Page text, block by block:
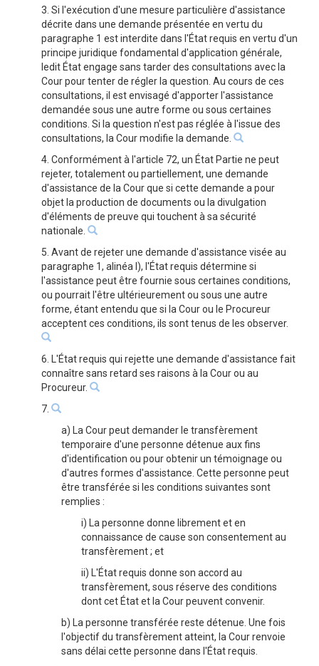
3. Si l'exécution d'une mesure particulière d'assistance
décrite dans une demande présentée en vertu du
paragraphe 1 est interdite dans l'État requis en vertu d'un
principe juridique fondamental d'application générale,
ledit État engage sans tarder des consultations avec la
Cour pour tenter de régler la question. Au cours de ces
consultations, il est envisagé d'apporter l'assistance
demandée sous une autre forme ou sous certaines
conditions. Si la question n'est pas réglée à l'issue des
consultations, la Cour modifie la demande.
4. Conformément à l'article 72, un État Partie ne peut
rejeter, totalement ou partiellement, une demande
d'assistance de la Cour que si cette demande a pour
objet la production de documents ou la divulgation
d'éléments de preuve qui touchent à sa sécurité
nationale.
5. Avant de rejeter une demande d'assistance visée au
paragraphe 1, alinéa l), l'État requis détermine si
l'assistance peut être fournie sous certaines conditions,
ou pourrait l'être ultérieurement ou sous une autre
forme, étant entendu que si la Cour ou le Procureur
acceptent ces conditions, ils sont tenus de les observer.
6. L'État requis qui rejette une demande d'assistance fait
connaître sans retard ses raisons à la Cour ou au
Procureur.
7.
a) La Cour peut demander le transfèrement
temporaire d'une personne détenue aux fins
d'identification ou pour obtenir un témoignage ou
d'autres formes d'assistance. Cette personne peut
être transférée si les conditions suivantes sont
remplies :
i) La personne donne librement et en
connaissance de cause son consentement au
transfèrement ; et
ii) L'État requis donne son accord au
transfèrement, sous réserve des conditions
dont cet État et la Cour peuvent convenir.
b) La personne transférée reste détenue. Une fois
l'objectif du transfèrement atteint, la Cour renvoie
sans délai cette personne dans l'État requis.